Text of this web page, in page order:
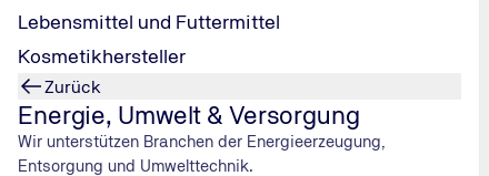
Lebensmittel und Futtermittel
Kosmetikhersteller
Zurück
Energie, Umwelt & Versorgung
Wir unterstützen Branchen der Energieerzeugung,
Entsorgung und Umwelttechnik.